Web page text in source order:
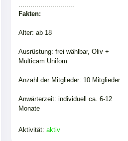
............................
Fakten:
Alter: ab 18
Ausrüstung: frei wählbar, Oliv +
Multicam Unifom
Anzahl der Mitglieder: 10 Mitglieder
Anwärterzeit: individuell ca. 6-12
Monate
Aktivität: aktiv